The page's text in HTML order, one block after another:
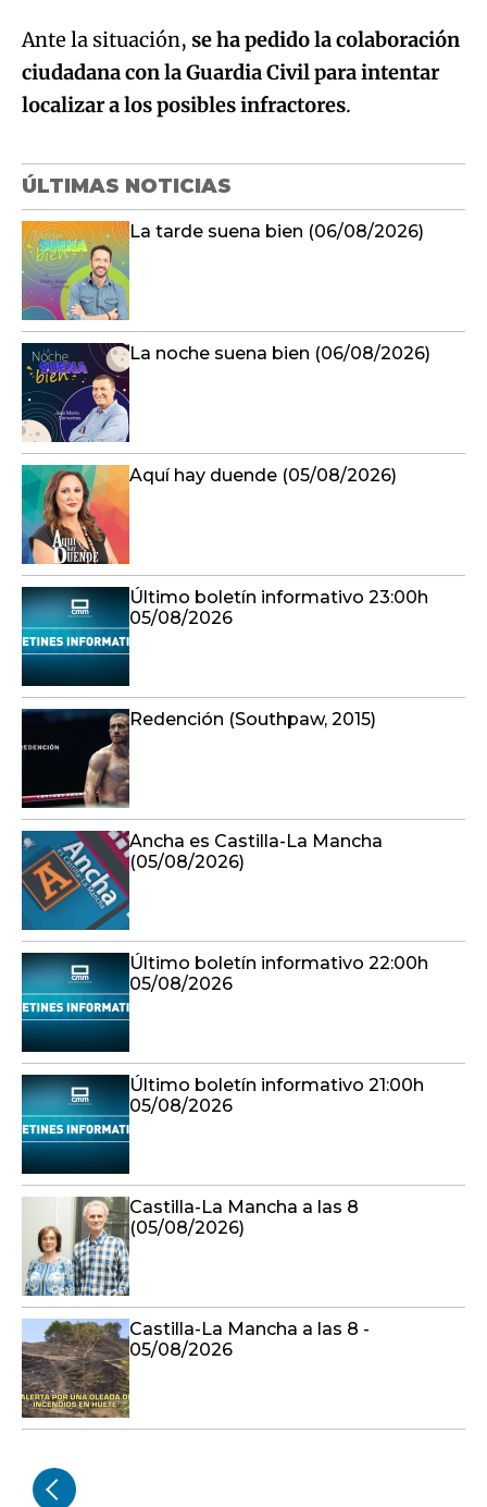
Ante la situación, se ha pedido la colaboración
ciudadana con la Guardia Civil para intentar
localizar a los posibles infractores.
ÚLTIMAS NOTICIAS
La tarde suena bien (06/08/2026)
La noche suena bien (06/08/2026)
Aquí hay duende (05/08/2026)
Último boletín informativo 23:00h
05/08/2026
Redención (Southpaw, 2015)
Ancha es Castilla-La Mancha
(05/08/2026)
Último boletín informativo 22:00h
05/08/2026
Último boletín informativo 21:00h
05/08/2026
Castilla-La Mancha a las 8
(05/08/2026)
Castilla-La Mancha a las 8 -
05/08/2026